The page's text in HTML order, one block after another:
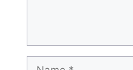
Name